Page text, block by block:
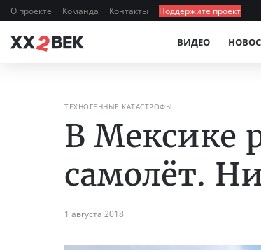
О проекте Команда Контакты Поддержите проект
ВИДЕО
ТЕХНОГЕННЫЕ КАТАСТРОФЫ
В Мексике
самолёт.
1 августа 2018